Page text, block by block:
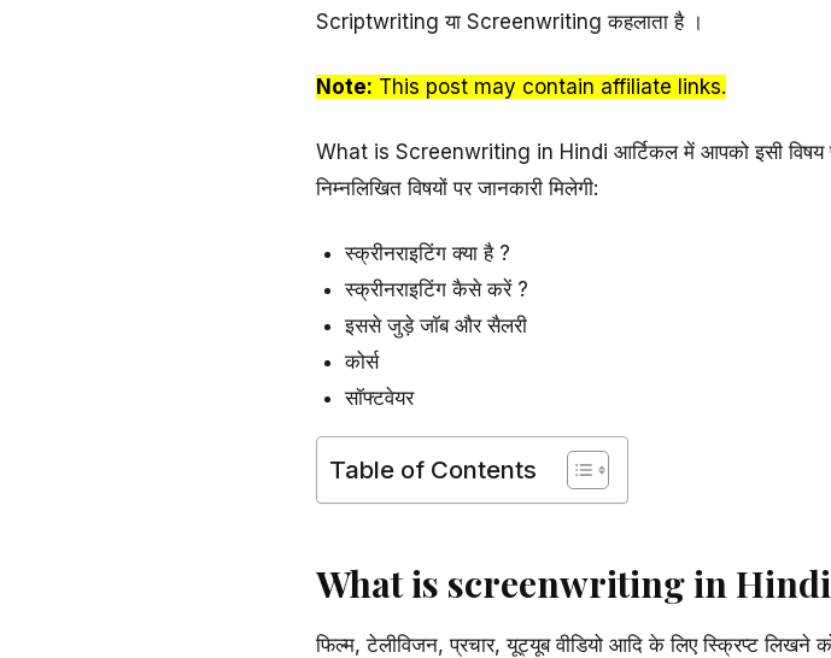
Scriptwriting या Screenwriting कहलाता है ।
Note: This post may contain affiliate links.
What is Screenwriting in Hindi आर्टिकल में आपको इसी विषय पर
निम्नलिखित विषयों पर जानकारी मिलेगी:
स्क्रीनराइटिंग क्या है ?
स्क्रीनराइटिंग कैसे करें ?
इससे जुड़े जॉब और सैलरी
कोर्स
सॉफ्टवेयर
Table of Contents
What is screenwriting in Hindi
फिल्म, टेलीविजन, प्रचार, यूट्यूब वीडियो आदि के लिए स्क्रिप्ट